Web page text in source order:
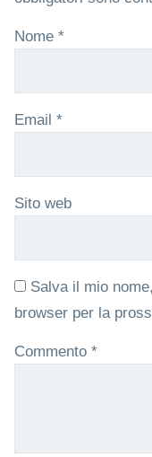
Nome *
Email *
Sito web
Salva il mio
browser per la
Commento *